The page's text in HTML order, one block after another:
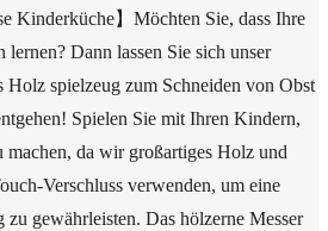
Kinderküche】Möchten Sie, dass Ihre
Dann lassen Sie sich unser
Holz spielzeug zum Schneiden von Obst
Spielen Sie mit Ihren Kindern,
machen, da wir großartiges Holz und
Verschluss verwenden, um eine
gewährleisten. Das hölzerne Messer